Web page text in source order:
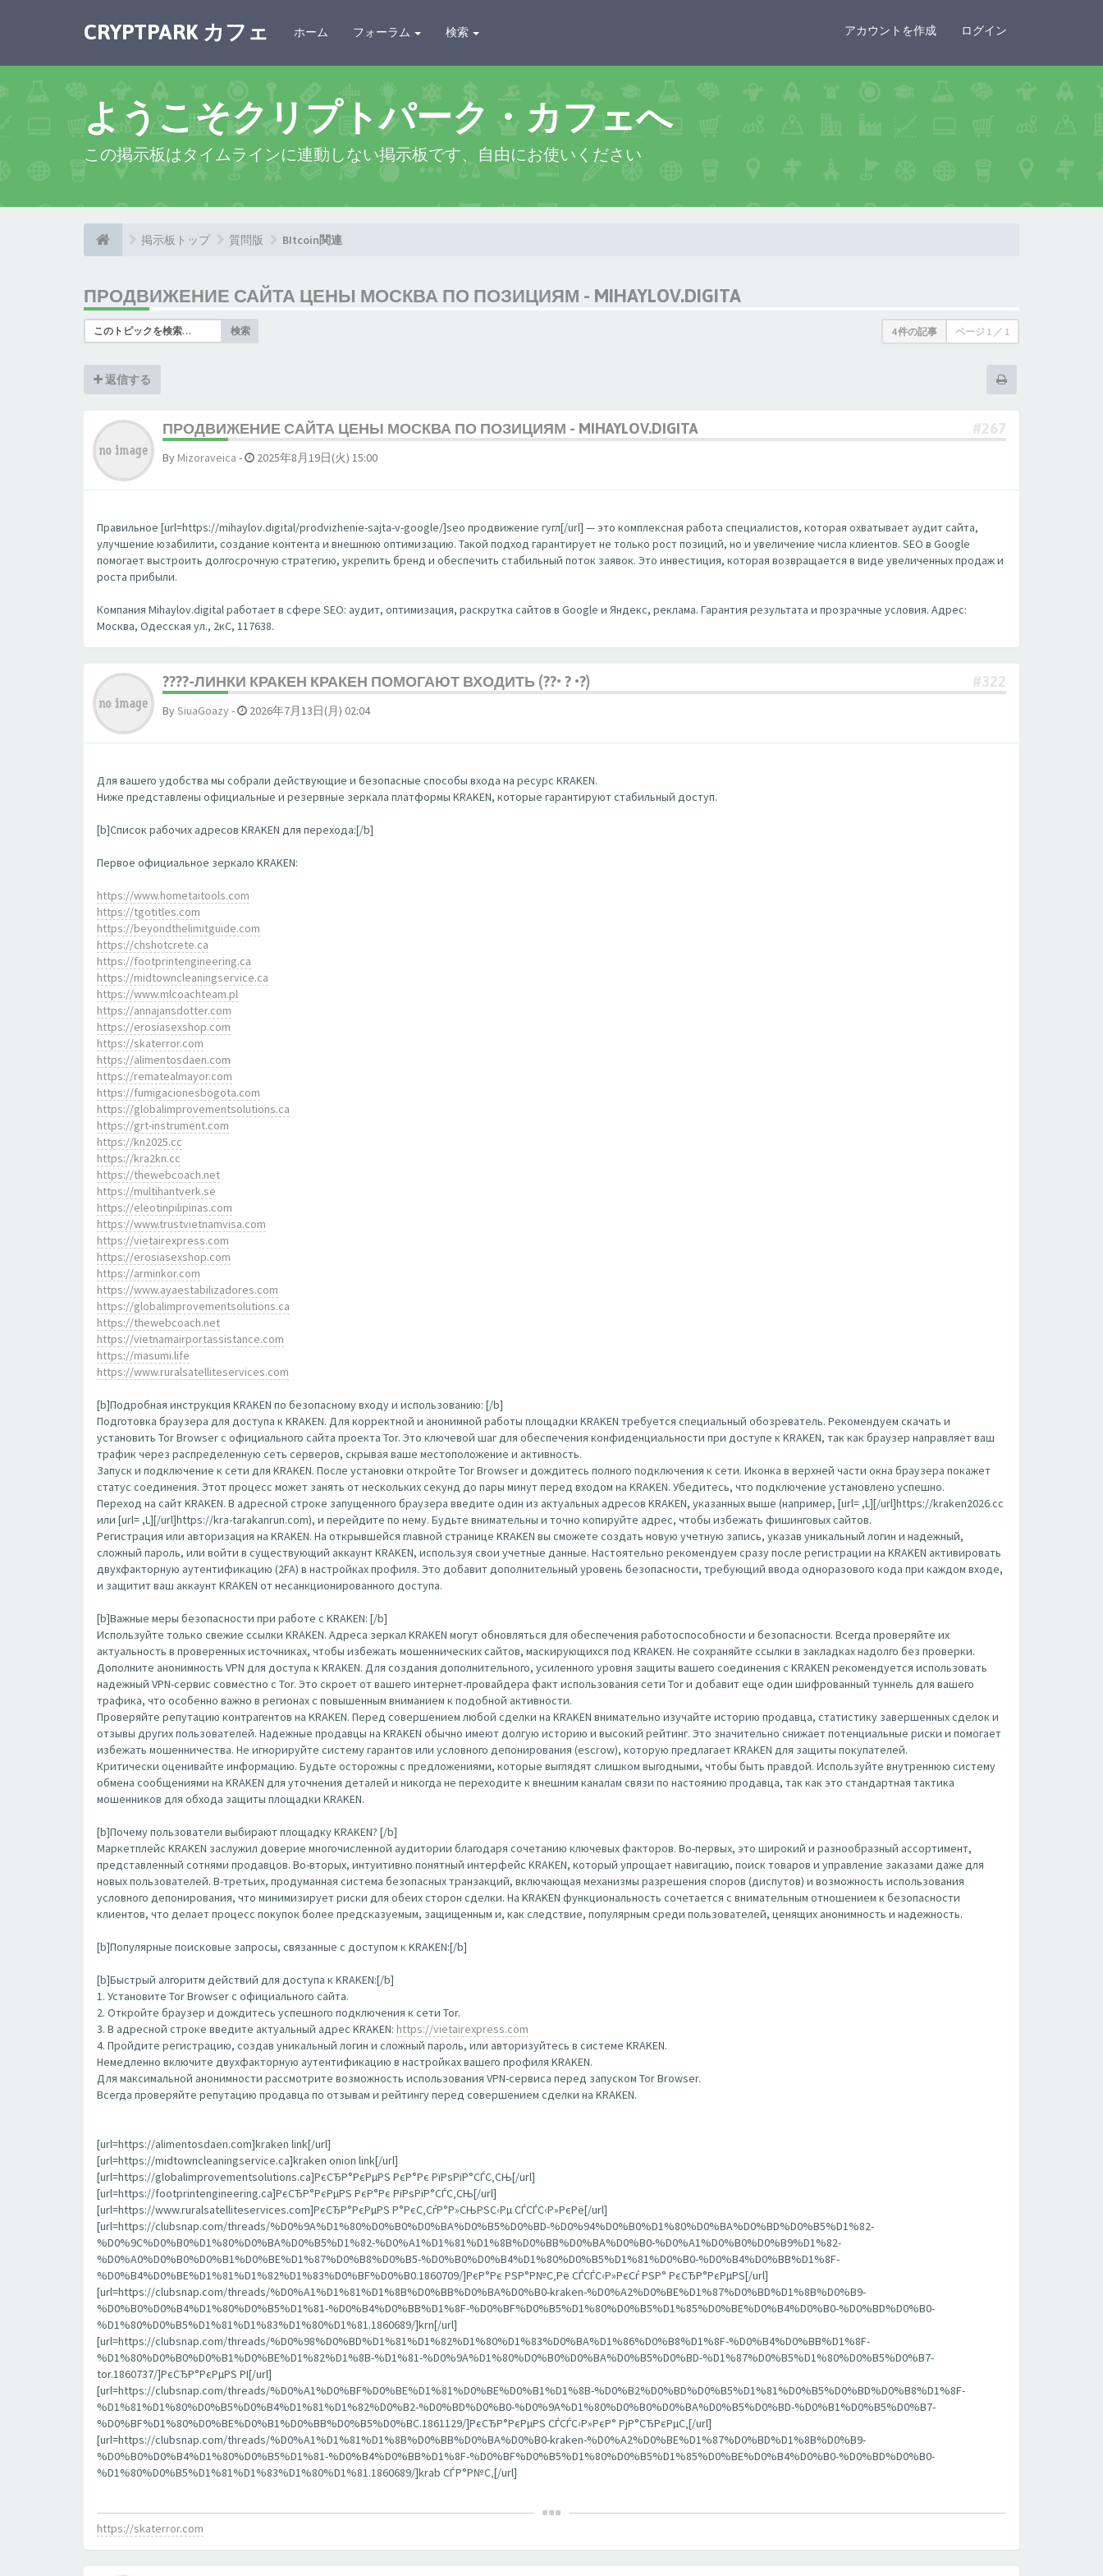
CRYPTPARK カフェ ホーム フォーラム 検索 アカウントを作成 ログイン
ようこそクリプトパーク・カフェへ
この掲示板はタイムラインに連動しない掲示板です、自由にお使いください
掲示板トップ 質問版 BItcoin関連
ПРОДВИЖЕНИЕ САЙТА ЦЕНЫ МОСКВА ПО ПОЗИЦИЯМ - MIHAYLOV.DIGITA
検索 4 件の記事 ページ 1 ／ 1
返信する
ПРОДВИЖЕНИЕ САЙТА ЦЕНЫ МОСКВА ПО ПОЗИЦИЯМ - MIHAYLOV.DIGITA #267
By Mizoraveica - 2025年8月19日(火) 15:00
Правильное [url=https://mihaylov.digital/prodvizhenie-sajta-v-google/]seo продвижение гугл[/url] — это комплексная работа специалистов, которая охватывает аудит сайта,
улучшение юзабилити, создание контента и внешнюю оптимизацию. Такой подход гарантирует не только рост позиций, но и увеличение числа клиентов. SEO в Google
помогает выстроить долгосрочную стратегию, укрепить бренд и обеспечить стабильный поток заявок. Это инвестиция, которая возвращается в виде увеличенных продаж и
роста прибыли.
Компания Mihaylov.digital работает в сфере SEO: аудит, оптимизация, раскрутка сайтов в Google и Яндекс, реклама. Гарантия результата и прозрачные условия. Адрес:
Москва, Одесская ул., 2кС, 117638.
????-ЛИНКИ КРАКЕН КРАКЕН ПОМОГАЮТ ВХОДИТЬ (??• ? •?) #322
BySiuaGoazy- 2026年7月13日(月) 02:04
Для вашего удобства мы собрали действующие и безопасные способы входа на ресурс KRAKEN.
Ниже представлены официальные и резервные зеркала платформы KRAKEN, которые гарантируют стабильный доступ.
[b]Список рабочих адресов KRAKEN для перехода:[/b]
Первое официальное зеркало KRAKEN:
https://www.hometaitools.com
https://tgotitles.com
https://beyondthelimitguide.com
https://chshotcrete.ca
https://footprintengineering.ca
https://midtowncleaningservice.ca
https://www.mlcoachteam.pl
https://annajansdotter.com
https://erosiasexshop.com
https://skaterror.com
https://alimentosdaen.com
https://rematealmayor.com
https://fumigacionesbogota.com
https://globalimprovementsolutions.ca
https://grt-instrument.com
https://kn2025.cc
https://kra2kn.cc
https://thewebcoach.net
https://multihantverk.se
https://eleotinpilipinas.com
https://www.trustvietnamvisa.com
https://vietairexpress.com
https://erosiasexshop.com
https://arminkor.com
https://www.ayaestabilizadores.com
https://globalimprovementsolutions.ca
https://thewebcoach.net
https://vietnamairportassistance.com
https://masumi.life
https://www.ruralsatelliteservices.com
[b]Подробная инструкция KRAKEN по безопасному входу и использованию: [/b]
Подготовка браузера для доступа к KRAKEN. Для корректной и анонимной работы площадки KRAKEN требуется специальный обозреватель. Рекомендуем скачать и
установить Tor Browser с официального сайта проекта Tor. Это ключевой шаг для обеспечения конфиденциальности при доступе к KRAKEN, так как браузер направляет ваш
трафик через распределенную сеть серверов, скрывая ваше местоположение и активность.
Запуск и подключение к сети для KRAKEN. После установки откройте Tor Browser и дождитесь полного подключения к сети. Иконка в верхней части окна браузера покажет
статус соединения. Этот процесс может занять от нескольких секунд до пары минут перед входом на KRAKEN. Убедитесь, что подключение установлено успешно.
Переход на сайт KRAKEN. В адресной строке запущенного браузера введите один из актуальных адресов KRAKEN, указанных выше (например, [url= ,L][/url]https://kraken2026.cc
или [url= ,L][/url]https://kra-tarakanrun.com), и перейдите по нему. Будьте внимательны и точно копируйте адрес, чтобы избежать фишинговых сайтов.
Регистрация или авторизация на KRAKEN. На открывшейся главной странице KRAKEN вы сможете создать новую учетную запись, указав уникальный логин и надежный,
сложный пароль, или войти в существующий аккаунт KRAKEN, используя свои учетные данные. Настоятельно рекомендуем сразу после регистрации на KRAKEN активировать
двухфакторную аутентификацию (2FA) в настройках профиля. Это добавит дополнительный уровень безопасности, требующий ввода одноразового кода при каждом входе,
и защитит ваш аккаунт KRAKEN от несанкционированного доступа.
[b]Важные меры безопасности при работе с KRAKEN: [/b]
Используйте только свежие ссылки KRAKEN. Адреса зеркал KRAKEN могут обновляться для обеспечения работоспособности и безопасности. Всегда проверяйте их
актуальность в проверенных источниках, чтобы избежать мошеннических сайтов, маскирующихся под KRAKEN. Не сохраняйте ссылки в закладках надолго без проверки.
Дополните анонимность VPN для доступа к KRAKEN. Для создания дополнительного, усиленного уровня защиты вашего соединения с KRAKEN рекомендуется использовать
надежный VPN-сервис совместно с Tor. Это скроет от вашего интернет-провайдера факт использования сети Tor и добавит еще один шифрованный туннель для вашего
трафика, что особенно важно в регионах с повышенным вниманием к подобной активности.
Проверяйте репутацию контрагентов на KRAKEN. Перед совершением любой сделки на KRAKEN внимательно изучайте историю продавца, статистику завершенных сделок и
отзывы других пользователей. Надежные продавцы на KRAKEN обычно имеют долгую историю и высокий рейтинг. Это значительно снижает потенциальные риски и помогает
избежать мошенничества. Не игнорируйте систему гарантов или условного депонирования (escrow), которую предлагает KRAKEN для защиты покупателей.
Критически оценивайте информацию. Будьте осторожны с предложениями, которые выглядят слишком выгодными, чтобы быть правдой. Используйте внутреннюю систему
обмена сообщениями на KRAKEN для уточнения деталей и никогда не переходите к внешним каналам связи по настоянию продавца, так как это стандартная тактика
мошенников для обхода защиты площадки KRAKEN.
[b]Почему пользователи выбирают площадку KRAKEN? [/b]
Маркетплейс KRAKEN заслужил доверие многочисленной аудитории благодаря сочетанию ключевых факторов. Во-первых, это широкий и разнообразный ассортимент,
представленный сотнями продавцов. Во-вторых, интуитивно понятный интерфейс KRAKEN, который упрощает навигацию, поиск товаров и управление заказами даже для
новых пользователей. В-третьих, продуманная система безопасных транзакций, включающая механизмы разрешения споров (диспутов) и возможность использования
условного депонирования, что минимизирует риски для обеих сторон сделки. На KRAKEN функциональность сочетается с внимательным отношением к безопасности
клиентов, что делает процесс покупок более предсказуемым, защищенным и, как следствие, популярным среди пользователей, ценящих анонимность и надежность.
[b]Популярные поисковые запросы, связанные с доступом к KRAKEN:[/b]
[b]Быстрый алгоритм действий для доступа к KRAKEN:[/b]
1. Установите Tor Browser с официального сайта.
2. Откройте браузер и дождитесь успешного подключения к сети Tor.
3. В адресной строке введите актуальный адрес KRAKEN: https://vietairexpress.com
4. Пройдите регистрацию, создав уникальный логин и сложный пароль, или авторизуйтесь в системе KRAKEN.
Немедленно включите двухфакторную аутентификацию в настройках вашего профиля KRAKEN.
Для максимальной анонимности рассмотрите возможность использования VPN-сервиса перед запуском Tor Browser.
Всегда проверяйте репутацию продавца по отзывам и рейтингу перед совершением сделки на KRAKEN.
[url=https://alimentosdaen.com]kraken link[/url]
[url=https://midtowncleaningservice.ca]kraken onion link[/url]
[url=https://globalimprovementsolutions.ca]РєСЂР°РєРµРЅ РєР°Рє РїРѕРїР°СЃС‚СЊ[/url]
[url=https://footprintengineering.ca]РєСЂР°РєРµРЅ РєР°Рє РїРѕРїР°СЃС‚СЊ[/url]
[url=https://www.ruralsatelliteservices.com]РєСЂР°РєРµРЅ Р°РєС‚СѓР°Р»СЊРЅС‹Рµ СЃСЃС‹Р»РєРё[/url]
[url=https://clubsnap.com/threads/%D0%9A%D1%80%D0%B0%D0%BA%D0%B5%D0%BD-%D0%94%D0%B0%D1%80%D0%BA%D0%BD%D0%B5%D1%82-
%D0%9C%D0%B0%D1%80%D0%BA%D0%B5%D1%82-%D0%A1%D1%81%D1%8B%D0%BB%D0%BA%D0%B0-%D0%A1%D0%B0%D0%B9%D1%82-
%D0%A0%D0%B0%D0%B1%D0%BE%D1%87%D0%B8%D0%B5-%D0%B0%D0%B4%D1%80%D0%B5%D1%81%D0%B0-%D0%B4%D0%BB%D1%8F-
%D0%B4%D0%BE%D1%81%D1%82%D1%83%D0%BF%D0%B0.1860709/]РєР°Рє РЅР°Р№С‚Рё СЃСЃС‹Р»РєСѓ РЅР° РєСЂР°РєРµРЅ[/url]
[url=https://clubsnap.com/threads/%D0%A1%D1%81%D1%8B%D0%BB%D0%BA%D0%B0-kraken-%D0%A2%D0%BE%D1%87%D0%BD%D1%8B%D0%B9-
%D0%B0%D0%B4%D1%80%D0%B5%D1%81-%D0%B4%D0%BB%D1%8F-%D0%BF%D0%B5%D1%80%D0%B5%D1%85%D0%BE%D0%B4%D0%B0-%D0%BD%D0%B0-
%D1%80%D0%B5%D1%81%D1%83%D1%80%D1%81.1860689/]krn[/url]
[url=https://clubsnap.com/threads/%D0%98%D0%BD%D1%81%D1%82%D1%80%D1%83%D0%BA%D1%86%D0%B8%D1%8F-%D0%B4%D0%BB%D1%8F-
%D1%80%D0%B0%D0%B1%D0%BE%D1%82%D1%8B-%D1%81-%D0%9A%D1%80%D0%B0%D0%BA%D0%B5%D0%BD-%D1%87%D0%B5%D1%80%D0%B5%D0%B7-
tor.1860737/]РєСЂР°РєРµРЅ РІ[/url]
[url=https://clubsnap.com/threads/%D0%A1%D0%BF%D0%BE%D1%81%D0%BE%D0%B1%D1%8B-%D0%B2%D0%BD%D0%B5%D1%81%D0%B5%D0%BD%D0%B8%D1%8F-
%D1%81%D1%80%D0%B5%D0%B4%D1%81%D1%82%D0%B2-%D0%BD%D0%B0-%D0%9A%D1%80%D0%B0%D0%BA%D0%B5%D0%BD-%D0%B1%D0%B5%D0%B7-
%D0%BF%D1%80%D0%BE%D0%B1%D0%BB%D0%B5%D0%BC.1861129/]РєСЂР°РєРµРЅ СЃСЃС‹Р»РєР° РјР°СЂРєРµС‚[/url]
[url=https://clubsnap.com/threads/%D0%A1%D1%81%D1%8B%D0%BB%D0%BA%D0%B0-kraken-%D0%A2%D0%BE%D1%87%D0%BD%D1%8B%D0%B9-
%D0%B0%D0%B4%D1%80%D0%B5%D1%81-%D0%B4%D0%BB%D1%8F-%D0%BF%D0%B5%D1%80%D0%B5%D1%85%D0%BE%D0%B4%D0%B0-%D0%BD%D0%B0-
%D1%80%D0%B5%D1%81%D1%83%D1%80%D1%81.1860689/]krab СЃР°Р№С‚[/url]
https://skaterror.com